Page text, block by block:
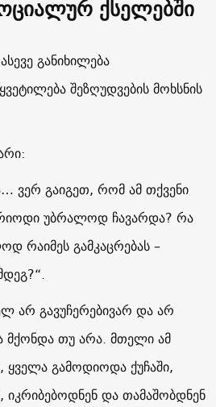
ქსელებში
განიხილება
შეზღუდვების მოხსნის
ვერ გაიგეთ, რომ ამ თქვენი
უბრალოდ ჩავარდა? რა
რაიმეს გამკაცრებას –
არ გავუჩერებივარ და არ
მქონდა თუ არა. მთელი ამ
გამოდიოდა ქუჩაში,
და თამაშობდნენ